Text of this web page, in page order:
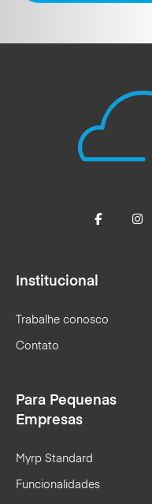
Institucional
Trabalhe conosco
Contato
Para Pequenas
Empresas
Myrp Standard
Funcionalidades